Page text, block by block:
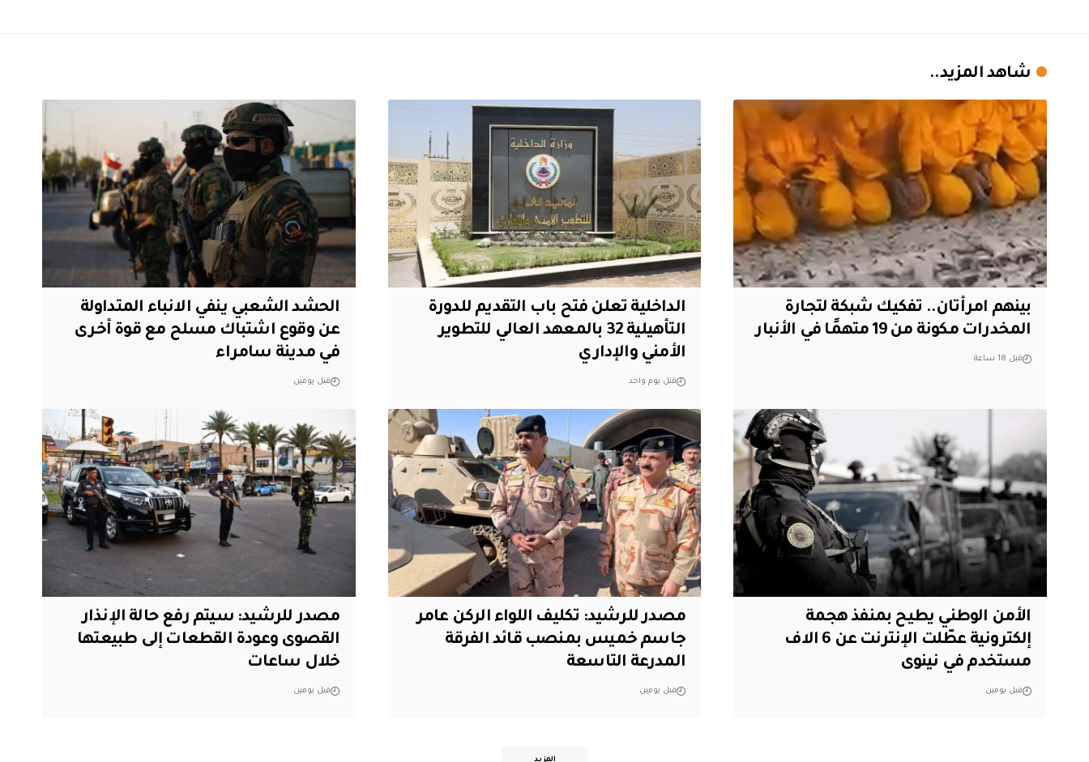
شاهد المزيد..
بينهم امرأتان.. تفكيك شبكة لتجارة
المخدرات مكونة من 19 متهمًا في الأنبار
قبل 18 ساعة
الداخلية تعلن فتح باب التقديم للدورة
التأهيلية 32 بالمعهد العالي للتطوير
الأمني والإداري
قبل يوم واحد
الحشد الشعبي ينفي الانباء المتداولة
عن وقوع اشتباك مسلح مع قوة أخرى
في مدينة سامراء
قبل يومين
الأمن الوطني يطيح بمنفذ هجمة
إلكترونية عطّلت الإنترنت عن 6 الاف
مستخدم في نينوى
قبل يومين
مصدر للرشيد: تكليف اللواء الركن عامر
جاسم خميس بمنصب قائد الفرقة
المدرعة التاسعة
قبل يومين
مصدر للرشيد: سيتم رفع حالة الإنذار
القصوى وعودة القطعات إلى طبيعتها
خلال ساعات
قبل يومين
المزيد